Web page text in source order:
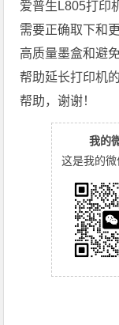
爱普生L805打印
需要正确取下和
高质量墨盒和避
帮助延长打印机
帮助，谢谢！
我的
这是我的